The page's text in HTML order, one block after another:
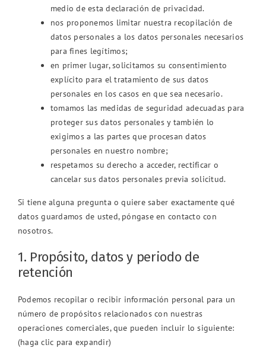
medio de esta declaración de privacidad.
nos proponemos limitar nuestra recopilación de
datos personales a los datos personales necesarios
para fines legítimos;
en primer lugar, solicitamos su consentimiento
explícito para el tratamiento de sus datos
personales en los casos en que sea necesario.
tomamos las medidas de seguridad adecuadas para
proteger sus datos personales y también lo
exigimos a las partes que procesan datos
personales en nuestro nombre;
respetamos su derecho a acceder, rectificar o
cancelar sus datos personales previa solicitud.
Si tiene alguna pregunta o quiere saber exactamente qué
datos guardamos de usted, póngase en contacto con
nosotros.
1. Propósito, datos y periodo de
retención
Podemos recopilar o recibir información personal para un
número de propósitos relacionados con nuestras
operaciones comerciales, que pueden incluir lo siguiente:
(haga clic para expandir)